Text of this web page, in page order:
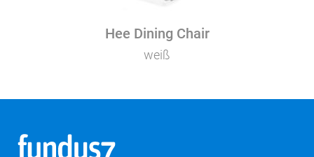
Hee Dining Chair
weiß